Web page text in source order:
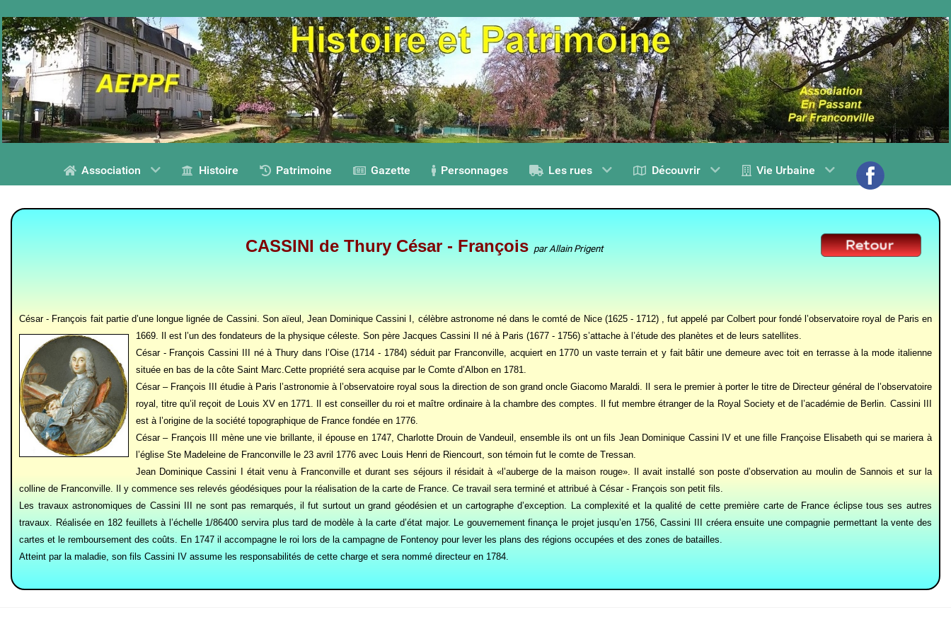
Association Histoire Patrimoine Gazette Personnages Les rues Découvrir Vie Urbaine
CASSINI de Thury César - François par Allain Prigent
César - François fait partie d’une longue lignée de Cassini. Son aïeul, Jean Dominique Cassini I, célèbre astronome né dans le comté de Nice (1625 - 1712) , fut appelé par Colbert pour fondé l’observatoire royal de Paris en
1669. Il est l’un des fondateurs de la physique céleste. Son père Jacques Cassini II né à Paris (1677 - 1756) s’attache à l’étude des planètes et de leurs satellites.
César - François Cassini III né à Thury dans l’Oise (1714 - 1784) séduit par Franconville, acquiert en 1770 un vaste terrain et y fait bâtir une demeure avec toit en terrasse à la mode italienne
située en bas de la côte Saint Marc.Cette propriété sera acquise par le Comte d’Albon en 1781.
César – François III étudie à Paris l’astronomie à l’observatoire royal sous la direction de son grand oncle Giacomo Maraldi. Il sera le premier à porter le titre de Directeur général de l’observatoire
royal, titre qu’il reçoit de Louis XV en 1771. Il est conseiller du roi et maître ordinaire à la chambre des comptes. Il fut membre étranger de la Royal Society et de l’académie de Berlin. Cassini III
est à l’origine de la société topographique de France fondée en 1776.
César – François III mène une vie brillante, il épouse en 1747, Charlotte Drouin de Vandeuil, ensemble ils ont un fils Jean Dominique Cassini IV et une fille Françoise Elisabeth qui se mariera à
l’église Ste Madeleine de Franconville le 23 avril 1776 avec Louis Henri de Riencourt, son témoin fut le comte de Tressan.
Jean Dominique Cassini I était venu à Franconville et durant ses séjours il résidait à «l’auberge de la maison rouge». Il avait installé son poste d’observation au moulin de Sannois et sur la
colline de Franconville. Il y commence ses relevés géodésiques pour la réalisation de la carte de France. Ce travail sera terminé et attribué à César - François son petit fils.
Les travaux astronomiques de Cassini III ne sont pas remarqués, il fut surtout un grand géodésien et un cartographe d’exception. La complexité et la qualité de cette première carte de France éclipse tous ses autres
travaux. Réalisée en 182 feuillets à l’échelle 1/86400 servira plus tard de modèle à la carte d’état major. Le gouvernement finança le projet jusqu’en 1756, Cassini III créera ensuite une compagnie permettant la vente des
cartes et le remboursement des coûts. En 1747 il accompagne le roi lors de la campagne de Fontenoy pour lever les plans des régions occupées et des zones de batailles.
Atteint par la maladie, son fils Cassini IV assume les responsabilités de cette charge et sera nommé directeur en 1784.